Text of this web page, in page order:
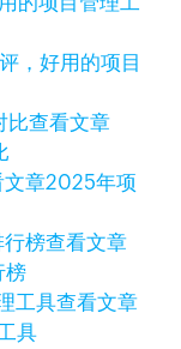
，好用的项目
查看文章
文章2025年项
查看文章
榜
查看文章
具